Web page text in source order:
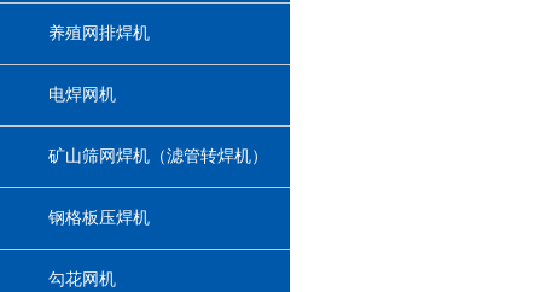
养殖网排焊机
电焊网机
矿山筛网焊机（滤管转焊机）
钢格板压焊机
勾花网机